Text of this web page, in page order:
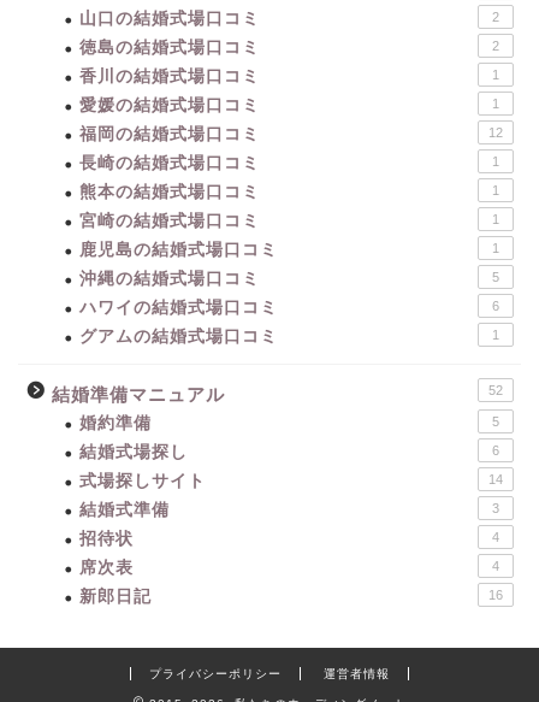
山口の結婚式場口コミ 2
徳島の結婚式場口コミ 2
香川の結婚式場口コミ 1
愛媛の結婚式場口コミ 1
福岡の結婚式場口コミ 12
長崎の結婚式場口コミ 1
熊本の結婚式場口コミ 1
宮崎の結婚式場口コミ 1
鹿児島の結婚式場口コミ 1
沖縄の結婚式場口コミ 5
ハワイの結婚式場口コミ 6
グアムの結婚式場口コミ 1
結婚準備マニュアル 52
婚約準備 5
結婚式場探し 6
式場探しサイト 14
結婚式準備 3
招待状 4
席次表 4
新郎日記 16
プライバシーポリシー 運営者情報